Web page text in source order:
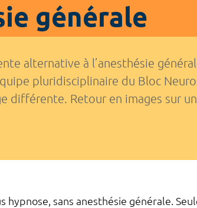
générale
alternative à l’anesthésie
pluridisciplinaire du Bloc
différente. Retour en images sur
sans anesthésie générale.